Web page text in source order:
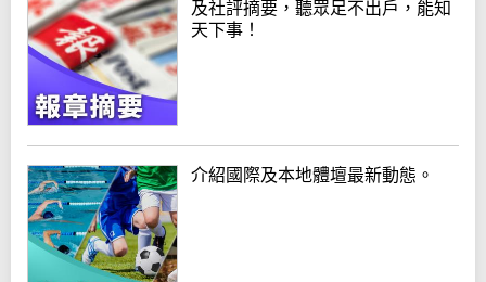
及社評摘要，聽眾足不出戶，能知
天下事！
介紹國際及本地體壇最新動態。